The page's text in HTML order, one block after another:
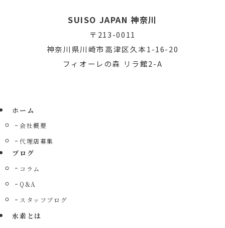
SUISO JAPAN 神奈川
〒213-0011
神奈川県川崎市高津区久本1-16-20
フィオーレの森 リラ館2-A
ホーム
会社概要
代理店募集
ブログ
コラム
Q&A
スタッフブログ
水素とは